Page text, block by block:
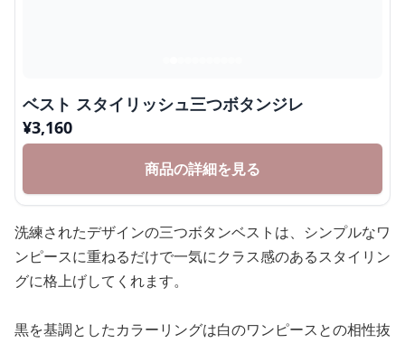
ベスト スタイリッシュ三つボタンジレ
¥3,160
商品の詳細を見る
洗練されたデザインの三つボタンベストは、シンプルなワ
ンピースに重ねるだけで一気にクラス感のあるスタイリン
グに格上げしてくれます。
黒を基調としたカラーリングは白のワンピースとの相性抜